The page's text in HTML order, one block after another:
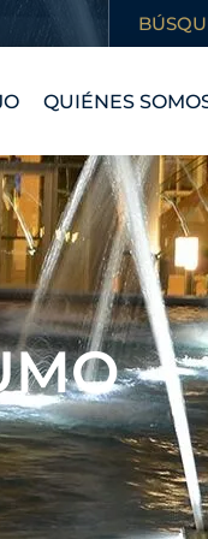
QUIÉNES
NUESTRA
NUESTROS
CONOCE AL
CARRERAS